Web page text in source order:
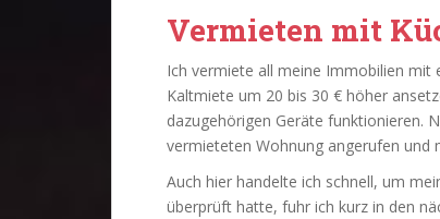
Vermieten mit
Ich vermiete all meine Immobilien mit
Kaltmiete um 20 bis 30 € höher
dazugehörigen Geräte funktionieren.
vermieteten Wohnung angerufen und
Auch hier handelte ich schnell, um
überprüft hatte, fuhr ich kurz in den